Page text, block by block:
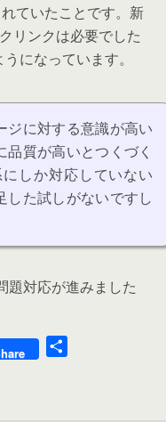
ていたことです。新
リンクは必要でした
になっています。
ジに対する意識が高い
質が高いとつくづく
しか対応していない
した試しがないですし
題対応が進みました